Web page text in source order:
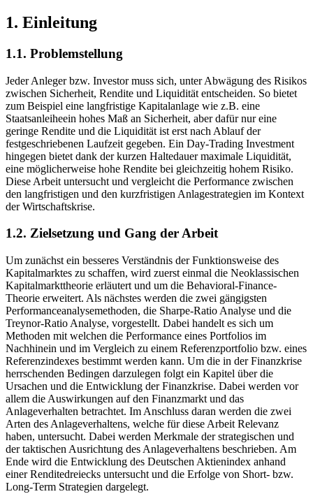
1. Einleitung
1.1. Problemstellung
Jeder Anleger bzw. Investor muss sich, unter Abwägung des Risikos
zwischen Sicherheit, Rendite und Liquidität entscheiden. So bietet
zum Beispiel eine langfristige Kapitalanlage wie z.B. eine
Staatsanleiheein hohes Maß an Sicherheit, aber dafür nur eine
geringe Rendite und die Liquidität ist erst nach Ablauf der
festgeschriebenen Laufzeit gegeben. Ein Day-Trading Investment
hingegen bietet dank der kurzen Haltedauer maximale Liquidität,
eine möglicherweise hohe Rendite bei gleichzeitig hohem Risiko.
Diese Arbeit untersucht und vergleicht die Performance zwischen
den langfristigen und den kurzfristigen Anlagestrategien im Kontext
der Wirtschaftskrise.
1.2. Zielsetzung und Gang der Arbeit
Um zunächst ein besseres Verständnis der Funktionsweise des
Kapitalmarktes zu schaffen, wird zuerst einmal die Neoklassischen
Kapitalmarkttheorie erläutert und um die Behavioral-Finance-
Theorie erweitert. Als nächstes werden die zwei gängigsten
Performanceanalysemethoden, die Sharpe-Ratio Analyse und die
Treynor-Ratio Analyse, vorgestellt. Dabei handelt es sich um
Methoden mit welchen die Performance eines Portfolios im
Nachhinein und im Vergleich zu einem Referenzportfolio bzw. eines
Referenzindexes bestimmt werden kann. Um die in der Finanzkrise
herrschenden Bedingen darzulegen folgt ein Kapitel über die
Ursachen und die Entwicklung der Finanzkrise. Dabei werden vor
allem die Auswirkungen auf den Finanzmarkt und das
Anlageverhalten betrachtet. Im Anschluss daran werden die zwei
Arten des Anlageverhaltens, welche für diese Arbeit Relevanz
haben, untersucht. Dabei werden Merkmale der strategischen und
der taktischen Ausrichtung des Anlageverhaltens beschrieben. Am
Ende wird die Entwicklung des Deutschen Aktienindex anhand
einer Renditedreiecks untersucht und die Erfolge von Short- bzw.
Long-Term Strategien dargelegt.